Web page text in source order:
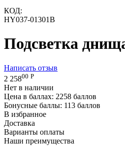
КОД:
HY037-01301B
Подсветка
Написать отзыв
2 25800 Р
Нет в наличии
Цена в баллах: 2258 баллов
Бонусные баллы: 113 баллов
В избранное
Доставка
Варианты оплаты
Наши преимущества